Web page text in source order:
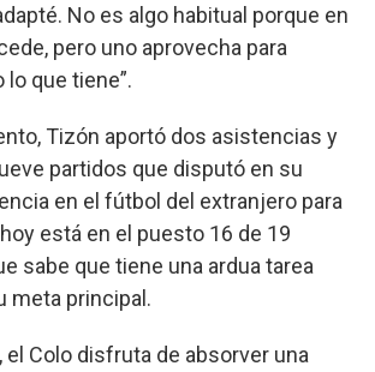
No es algo habitual porque en
pero uno aprovecha para
que tiene”.
Tizón aportó dos asistencias y
partidos que disputó en su
en el fútbol del extranjero para
está en el puesto 16 de 19
sabe que tiene una ardua tarea
meta principal.
el Colo disfruta de absorver una